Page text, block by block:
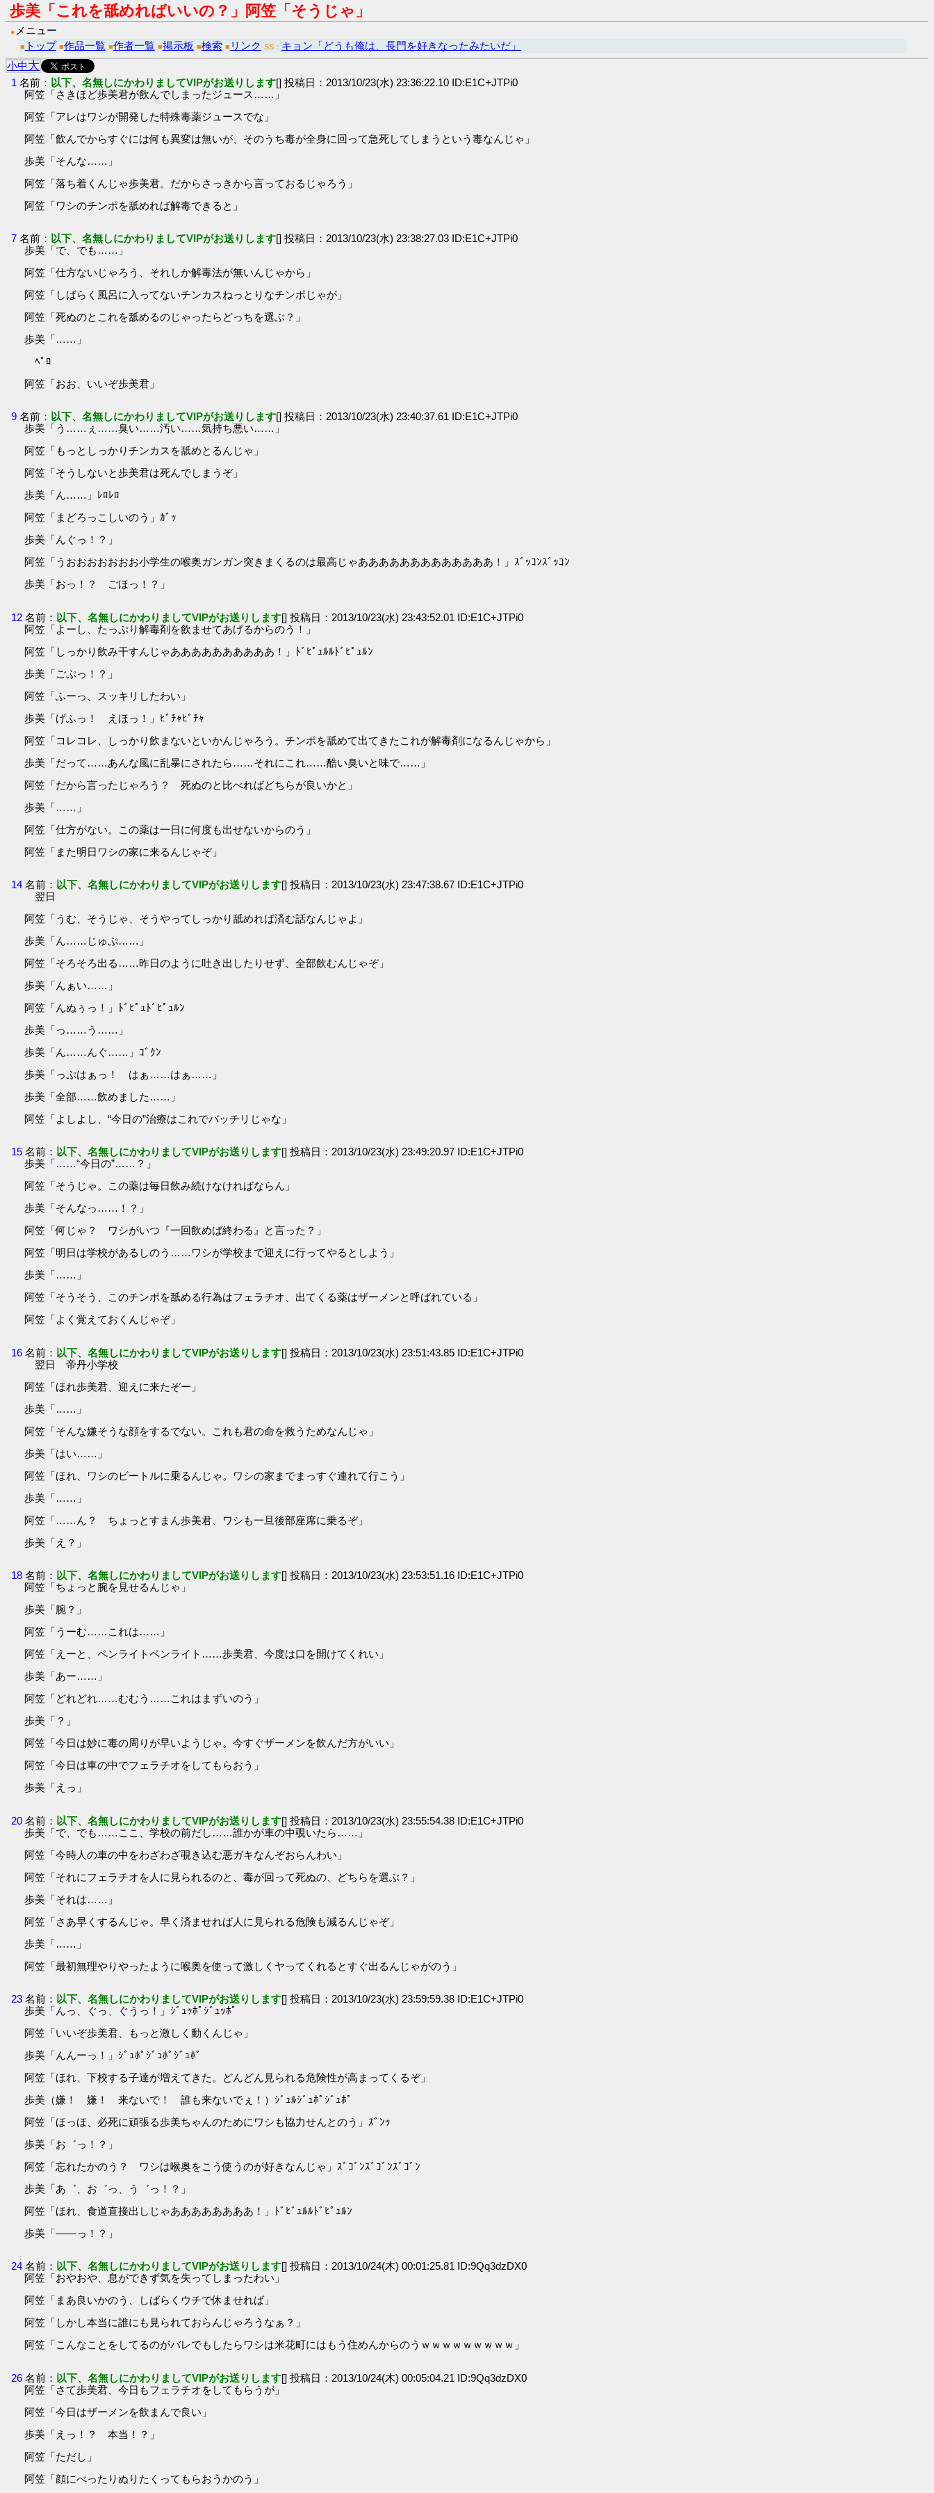
歩美「これを舐めればいいの？」阿笠「そうじゃ」
● メニュー
■ トップ ■作品一覧 ■作者一覧 ■掲示板 ■検索 ■ リンク SS： キョン「どうも俺は、長門を好きなったみたいだ」
小中大
1 名前： 以下、名無しにかわりましてVIPがお送りします[] 投稿日：2013/10/23(水) 23:36:22.10 ID:E1C+JTPi0
阿笠「さきほど歩美君が飲んでしまったジュース……」
阿笠「アレはワシが開発した特殊毒薬ジュースでな」
阿笠「飲んでからすぐには何も異変は無いが、そのうち毒が全身に回って急死してしまうという毒なんじゃ」
歩美「そんな……」
阿笠「落ち着くんじゃ歩美君。だからさっきから言っておるじゃろう」
阿笠「ワシのチンポを舐めれば解毒できると」
7 名前： 以下、名無しにかわりましてVIPがお送りします[] 投稿日：2013/10/23(水) 23:38:27.03 ID:E1C+JTPi0
歩美「で、でも……」
阿笠「仕方ないじゃろう、それしか解毒法が無いんじゃから」
阿笠「しばらく風呂に入ってないチンカスねっとりなチンポじゃが」
阿笠「死ぬのとこれを舐めるのじゃったらどっちを選ぶ？」
歩美「……」
ﾍﾟﾛ
阿笠「おお、いいぞ歩美君」
9 名前： 以下、名無しにかわりましてVIPがお送りします[] 投稿日：2013/10/23(水) 23:40:37.61 ID:E1C+JTPi0
歩美「う……ぇ……臭い……汚い……気持ち悪い……」
阿笠「もっとしっかりチンカスを舐めとるんじゃ」
阿笠「そうしないと歩美君は死んでしまうぞ」
歩美「ん……」ﾚﾛﾚﾛ
阿笠「まどろっこしいのう」ｶﾞｯ
歩美「んぐっ！？」
阿笠「うおおおおおおお小学生の喉奥ガンガン突きまくるのは最高じゃあああああああああああああ！」ｽﾞｯｺﾝｽﾞｯｺﾝ
歩美「おっ！？ ごほっ！？」
12 名前： 以下、名無しにかわりましてVIPがお送りします[] 投稿日：2013/10/23(水) 23:43:52.01 ID:E1C+JTPi0
阿笠「よーし、たっぷり解毒剤を飲ませてあげるからのう！」
阿笠「しっかり飲み干すんじゃああああああああああ！」ﾄﾞﾋﾟｭﾙﾙﾄﾞﾋﾟｭﾙﾝ
歩美「ごぷっ！？」
阿笠「ふーっ、スッキリしたわい」
歩美「げふっ！ えほっ！」ﾋﾞﾁｬﾋﾞﾁｬ
阿笠「コレコレ、しっかり飲まないといかんじゃろう。チンポを舐めて出てきたこれが解毒剤になるんじゃから」
歩美「だって……あんな風に乱暴にされたら……それにこれ……酷い臭いと味で……」
阿笠「だから言ったじゃろう？ 死ぬのと比べればどちらが良いかと」
歩美「……」
阿笠「仕方がない。この薬は一日に何度も出せないからのう」
阿笠「また明日ワシの家に来るんじゃぞ」
14 名前： 以下、名無しにかわりましてVIPがお送りします[] 投稿日：2013/10/23(水) 23:47:38.67 ID:E1C+JTPi0
翌日
阿笠「うむ、そうじゃ、そうやってしっかり舐めれば済む話なんじゃよ」
歩美「ん……じゅぷ……」
阿笠「そろそろ出る……昨日のように吐き出したりせず、全部飲むんじゃぞ」
歩美「んぁい……」
阿笠「んぬぅっ！」ﾄﾞﾋﾟｭﾄﾞﾋﾟｭﾙﾝ
歩美「っ……う……」
歩美「ん……んぐ……」ｺﾞｸﾝ
歩美「っぷはぁっ！ はぁ……はぁ……」
歩美「全部……飲めました……」
阿笠「よしよし、“今日の”治療はこれでバッチリじゃな」
15 名前： 以下、名無しにかわりましてVIPがお送りします[] 投稿日：2013/10/23(水) 23:49:20.97 ID:E1C+JTPi0
歩美「……“今日の”……？」
阿笠「そうじゃ。この薬は毎日飲み続けなければならん」
歩美「そんなっ……！？」
阿笠「何じゃ？ ワシがいつ『一回飲めば終わる』と言った？」
阿笠「明日は学校があるしのう……ワシが学校まで迎えに行ってやるとしよう」
歩美「……」
阿笠「そうそう、このチンポを舐める行為はフェラチオ、出てくる薬はザーメンと呼ばれている」
阿笠「よく覚えておくんじゃぞ」
16 名前： 以下、名無しにかわりましてVIPがお送りします[] 投稿日：2013/10/23(水) 23:51:43.85 ID:E1C+JTPi0
翌日 帝丹小学校
阿笠「ほれ歩美君、迎えに来たぞー」
歩美「……」
阿笠「そんな嫌そうな顔をするでない。これも君の命を救うためなんじゃ」
歩美「はい……」
阿笠「ほれ、ワシのビートルに乗るんじゃ。ワシの家までまっすぐ連れて行こう」
歩美「……」
阿笠「……ん？ ちょっとすまん歩美君、ワシも一旦後部座席に乗るぞ」
歩美「え？」
18 名前： 以下、名無しにかわりましてVIPがお送りします[] 投稿日：2013/10/23(水) 23:53:51.16 ID:E1C+JTPi0
阿笠「ちょっと腕を見せるんじゃ」
歩美「腕？」
阿笠「うーむ……これは……」
阿笠「えーと、ペンライトペンライト……歩美君、今度は口を開けてくれい」
歩美「あー……」
阿笠「どれどれ……むむう……これはまずいのう」
歩美「？」
阿笠「今日は妙に毒の周りが早いようじゃ。今すぐザーメンを飲んだ方がいい」
阿笠「今日は車の中でフェラチオをしてもらおう」
歩美「えっ」
20 名前： 以下、名無しにかわりましてVIPがお送りします[] 投稿日：2013/10/23(水) 23:55:54.38 ID:E1C+JTPi0
歩美「で、でも……ここ、学校の前だし……誰かが車の中覗いたら……」
阿笠「今時人の車の中をわざわざ覗き込む悪ガキなんぞおらんわい」
阿笠「それにフェラチオを人に見られるのと、毒が回って死ぬの、どちらを選ぶ？」
歩美「それは……」
阿笠「さあ早くするんじゃ。早く済ませれば人に見られる危険も減るんじゃぞ」
歩美「……」
阿笠「最初無理やりやったように喉奥を使って激しくヤってくれるとすぐ出るんじゃがのう」
23 名前： 以下、名無しにかわりましてVIPがお送りします[] 投稿日：2013/10/23(水) 23:59:59.38 ID:E1C+JTPi0
歩美「んっ、ぐっ、ぐうっ！」ｼﾞｭｯﾎﾟｼﾞｭｯﾎﾟ
阿笠「いいぞ歩美君、もっと激しく動くんじゃ」
歩美「んんーっ！」ｼﾞｭﾎﾟｼﾞｭﾎﾟｼﾞｭﾎﾟ
阿笠「ほれ、下校する子達が増えてきた。どんどん見られる危険性が高まってくるぞ」
歩美（嫌！ 嫌！ 来ないで！ 誰も来ないでぇ！）ｼﾞｭﾙｼﾞｭﾎﾟｼﾞｭﾎﾟ
阿笠「ほっほ、必死に頑張る歩美ちゃんのためにワシも協力せんとのう」ｽﾞﾝｯ
歩美「お゛っ！？」
阿笠「忘れたかのう？ ワシは喉奥をこう使うのが好きなんじゃ」ｽﾞｺﾞﾝｽﾞｺﾞﾝｽﾞｺﾞﾝ
歩美「あ゛、お゛っ、う゛っ！？」
阿笠「ほれ、食道直接出しじゃああああああああ！」ﾄﾞﾋﾞｭﾙﾙﾄﾞﾋﾟｭﾙﾝ
歩美「――っ！？」
24 名前： 以下、名無しにかわりましてVIPがお送りします[] 投稿日：2013/10/24(木) 00:01:25.81 ID:9Qq3dzDX0
阿笠「おやおや、息ができず気を失ってしまったわい」
阿笠「まあ良いかのう、しばらくウチで休ませれば」
阿笠「しかし本当に誰にも見られておらんじゃろうなぁ？」
阿笠「こんなことをしてるのがバレでもしたらワシは米花町にはもう住めんからのうｗｗｗｗｗｗｗｗｗ」
26 名前： 以下、名無しにかわりましてVIPがお送りします[] 投稿日：2013/10/24(木) 00:05:04.21 ID:9Qq3dzDX0
阿笠「さて歩美君、今日もフェラチオをしてもらうが」
阿笠「今日はザーメンを飲まんで良い」
歩美「えっ！？ 本当！？」
阿笠「ただし」
阿笠「顔にべったりぬりたくってもらおうかのう」